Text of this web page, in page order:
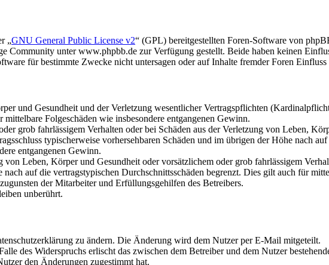
„GNU General Public License v2“ (GPL) bereitgestellten Foren-Software von
Community unter www.phpbb.de zur Verfügung gestellt. Beide haben keinen
für bestimmte Zwecke nicht untersagen oder auf Inhalte fremder Foren Einfluss
und Gesundheit und der Verletzung wesentlicher Vertragspflichten
Folgeschäden wie insbesondere entgangenen Gewinn.
grob fahrlässigem Verhalten oder bei Schäden aus der Verletzung von Leben,
typischerweise vorhersehbaren Schäden und im übrigen der Höhe nach
entgangenen Gewinn.
Leben, Körper und Gesundheit oder vorsätzlichem oder grob fahrlässigem
auf die vertragstypischen Durchschnittsschäden begrenzt. Dies gilt auch für
der Mitarbeiter und Erfüllungsgehilfen des Betreibers.
unberührt.
zu ändern. Die Änderung wird dem Nutzer per E-Mail mitgeteilt.
des Widerspruchs erlischt das zwischen dem Betreiber und dem Nutzer
den Änderungen zugestimmt hat.